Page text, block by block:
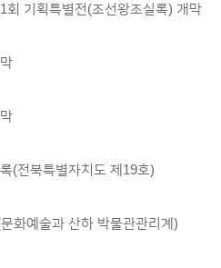
회 기획특별전(조선왕조실록) 개막
(전북특별자치도 제19호)
화예술과 산하 박물관관리계)